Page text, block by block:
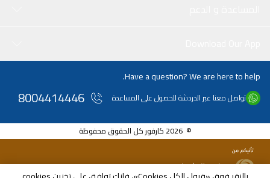
Have a question? We are here to help.
تواصل معنا عبر الدردشة للحصول على المساعدة 8004414446
© 2026 كارفور كل الحقوق محفوظة